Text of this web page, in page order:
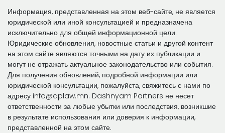
Информация, представленная на этом веб-сайте, не является
юридической или иной консультацией и предназначена
исключительно для общей информационной цели.
Юридические обновления, новостные статьи и другой контент
на этом сайте являются точными на дату их публикации и
могут не отражать актуальное законодательство или события.
Для получения обновлений, подробной информации или
юридической консультации, пожалуйста, свяжитесь с нами по
адресу info@dplaw.mn. Dashnyam Partners не несет
ответственности за любые убытки или последствия, возникшие
в результате использования или доверия к информации,
представленной на этом сайте.